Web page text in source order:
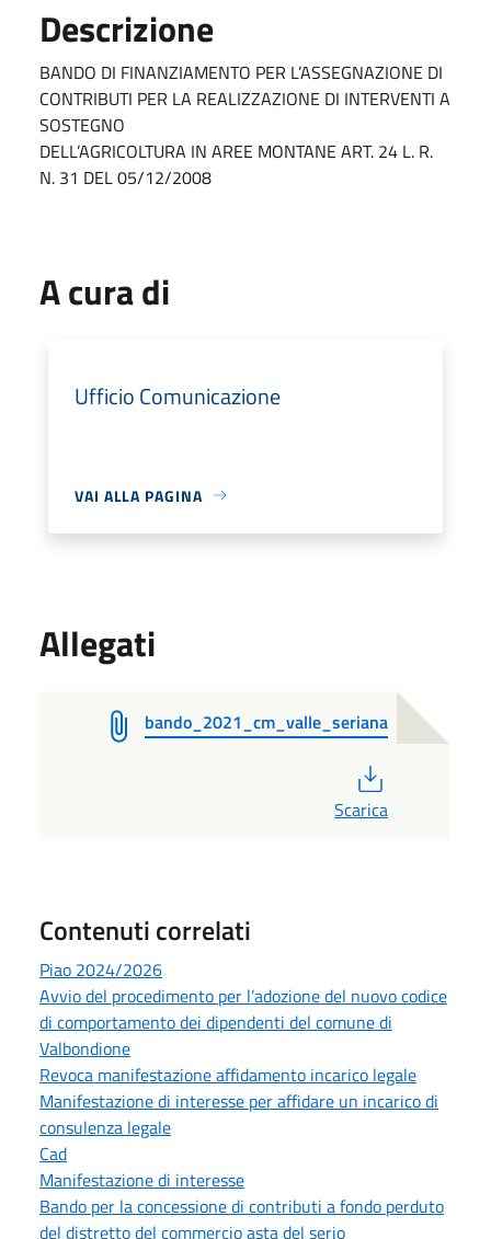
Descrizione
BANDO DI FINANZIAMENTO PER L’ASSEGNAZIONE DI
CONTRIBUTI PER LA REALIZZAZIONE DI INTERVENTI A
SOSTEGNO
DELL’AGRICOLTURA IN AREE MONTANE ART. 24 L. R.
N. 31 DEL 05/12/2008
A cura di
Ufficio Comunicazione
VAI ALLA PAGINA
Allegati
bando_2021_cm_valle_seriana
Scarica
Contenuti correlati
Piao 2024/2026
Avvio del procedimento per l’adozione del nuovo codice
di comportamento dei dipendenti del comune di
Valbondione
Revoca manifestazione affidamento incarico legale
Manifestazione di interesse per affidare un incarico di
consulenza legale
Cad
Manifestazione di interesse
Bando per la concessione di contributi a fondo perduto
del distretto del commercio asta del serio